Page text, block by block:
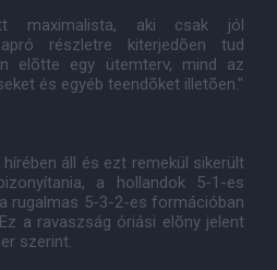
maximalista, aki csak jól
részletre kiterjedõen tud
elõtte egy ütemterv, mind az
és egyéb teendõket illetõen."
áll és ezt remekül sikerült
a hollandok 5-1-es
rugalmas 5-3-2-es formációban
a ravaszság óriási elõny jelent
szerint.